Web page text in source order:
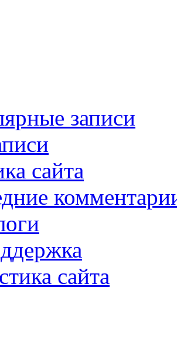
записи
сайта
сайта